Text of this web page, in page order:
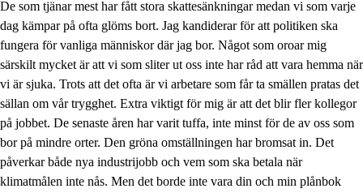
De som tjänar mest har fått stora skattesänkningar medan vi som varje
dag kämpar på ofta glöms bort. Jag kandiderar för att politiken ska
fungera för vanliga människor där jag bor. Något som oroar mig
särskilt mycket är att vi som sliter ut oss inte har råd att vara hemma när
vi är sjuka. Trots att det ofta är vi arbetare som får ta smällen pratas det
sällan om vår trygghet. Extra viktigt för mig är att det blir fler kollegor
på jobbet. De senaste åren har varit tuffa, inte minst för de av oss som
bor på mindre orter. Den gröna omställningen har bromsat in. Det
påverkar både nya industrijobb och vem som ska betala när
klimatmålen inte nås. Men det borde inte vara din och min plånbok